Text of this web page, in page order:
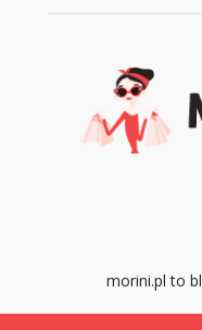
morini.pl to